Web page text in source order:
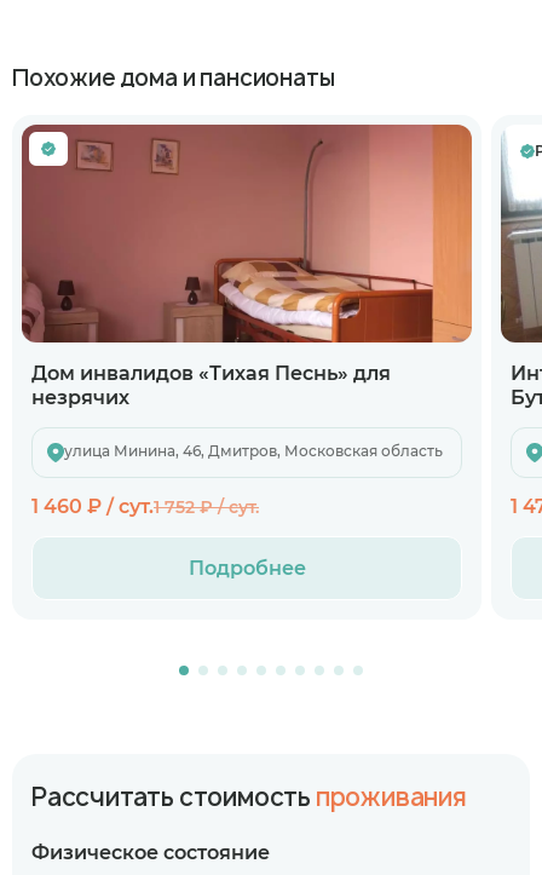
Похожие дома и пансионаты
Дом инвалидов «Тихая Песнь» для
незрячих
улица Минина, 46, Дмитров, Московская область
1 460 ₽ / сут.1 752 ₽ / сут.
Подробнее
1
Рассчитать стоимость проживания
Физическое состояние